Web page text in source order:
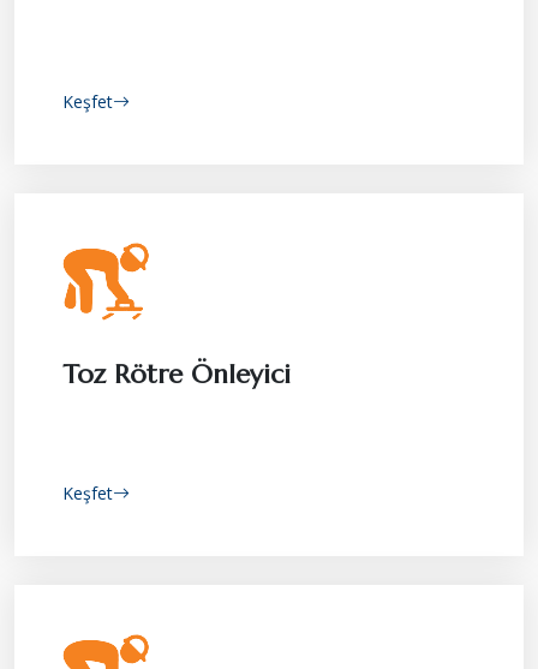
Keşfet
Toz Rötre Önleyici
Keşfet